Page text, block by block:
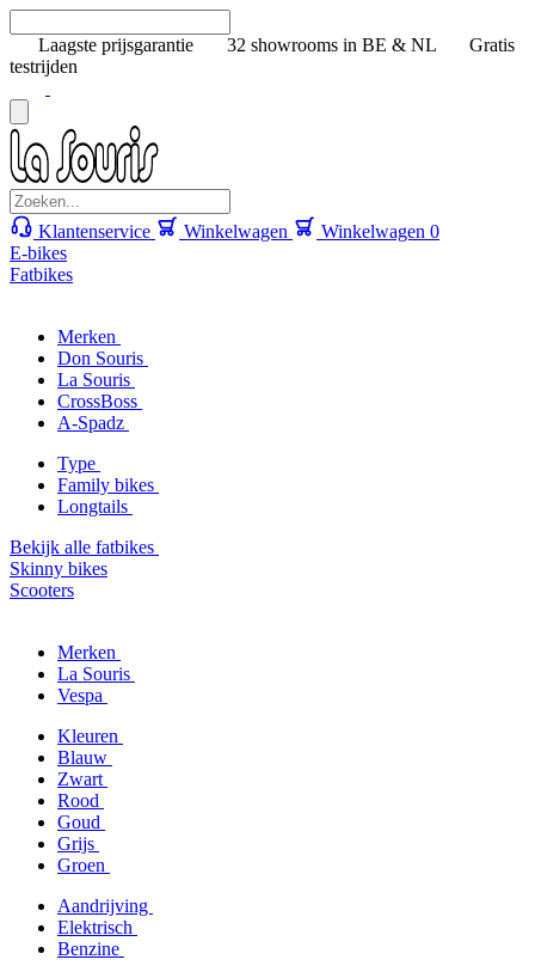
Laagste prijsgarantie 32 showrooms in BE & NL
Gratis
testrijden
Klantenservice Winkelwagen Winkelwagen 0
E-bikes
Fatbikes
Merken
Don Souris
La Souris
CrossBoss
A-Spadz
Type
Family bikes
Longtails
Bekijk alle fatbikes
Skinny bikes
Scooters
Merken
La Souris
Vespa
Kleuren
Blauw
Zwart
Rood
Goud
Grijs
Groen
Aandrijving
Elektrisch
Benzine